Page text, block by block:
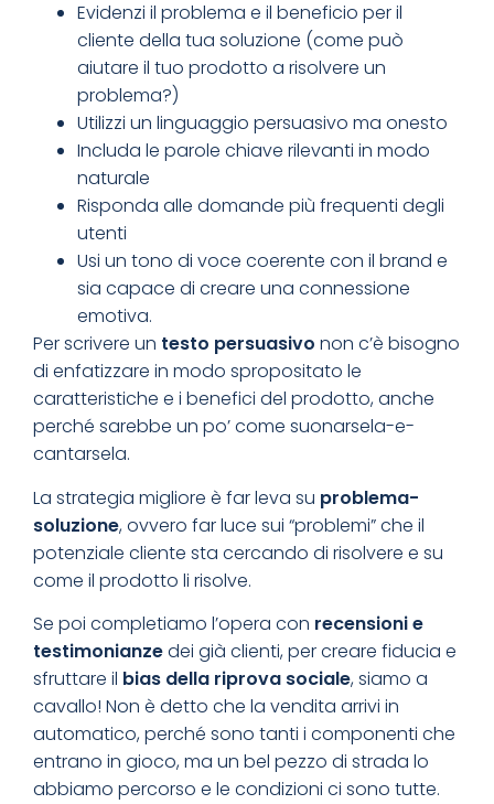
Evidenzi il problema e il beneficio per il
cliente della tua soluzione (come può
aiutare il tuo prodotto a risolvere un
problema?)
Utilizzi un linguaggio persuasivo ma onesto
Includa le parole chiave rilevanti in modo
naturale
Risponda alle domande più frequenti degli
utenti
Usi un tono di voce coerente con il brand e
sia capace di creare una connessione
emotiva.
Per scrivere un testo persuasivo non c’è bisogno
di enfatizzare in modo spropositato le
caratteristiche e i benefici del prodotto, anche
perché sarebbe un po’ come suonarsela-e-
cantarsela.
La strategia migliore è far leva su problema-
soluzione, ovvero far luce sui “problemi” che il
potenziale cliente sta cercando di risolvere e su
come il prodotto li risolve.
Se poi completiamo l’opera con recensioni e
testimonianzedei già clienti, per creare fiducia e
sfruttare il bias della riprova sociale, siamo a
cavallo! Non è detto che la vendita arrivi in
automatico, perché sono tanti i componenti che
entrano in gioco, ma un bel pezzo di strada lo
abbiamo percorso e le condizioni ci sono tutte.